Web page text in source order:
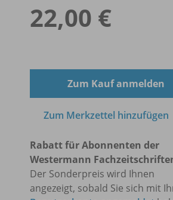
22,00 €
Zum Kauf anmelden
Zum Merkzettel hinzufügen
Rabatt für Abonnenten der
Westermann
Der Sonderpreis wird Ihnen
angezeigt, sobald Sie sich mit